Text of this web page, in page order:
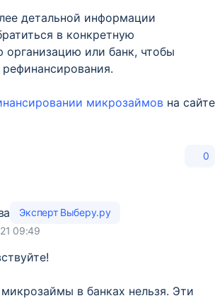
детальной информации
в конкретную
или банк, чтобы
микрозаймов на сайте
0
Эксперт Выберу.ру
09:49
в банках нельзя. Эти